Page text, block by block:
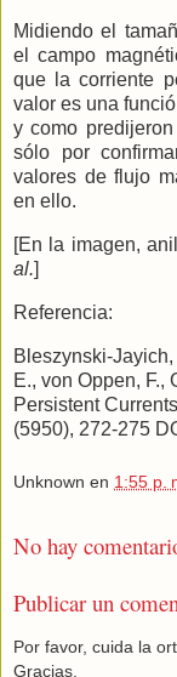
Midiendo el
el campo
que la corriente
valor es una
y como
sólo por
valores de flujo
en ello.
[En la imagen,
al.]
Referencia:
Bleszynski-
E., von Oppen, F.,
Persistent
(5950), 272-275
Unknown en 1:55 p.
No hay
Publicar un
Por favor, cuida la
Gracias.